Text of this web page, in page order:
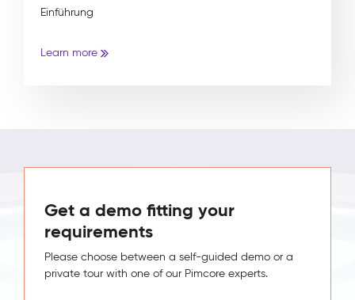
Einführung
Learn more
Get a demo fitting your
requirements
Please choose between a self-guided demo or a
private tour with one of our Pimcore experts.